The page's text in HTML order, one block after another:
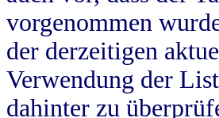
vorgenommen
der derzeitigen
Verwendung der
dahinter zu